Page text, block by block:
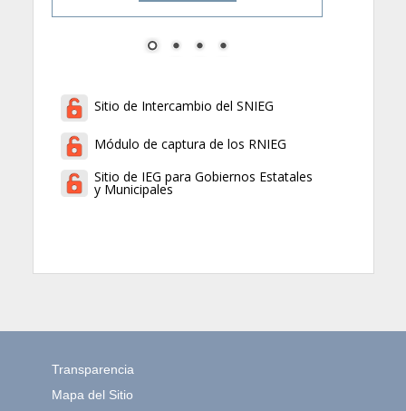
Sitio de Intercambio del SNIEG
Módulo de captura de los RNIEG
Sitio de IEG para Gobiernos Estatales
y Municipales
Transparencia
Mapa del Sitio